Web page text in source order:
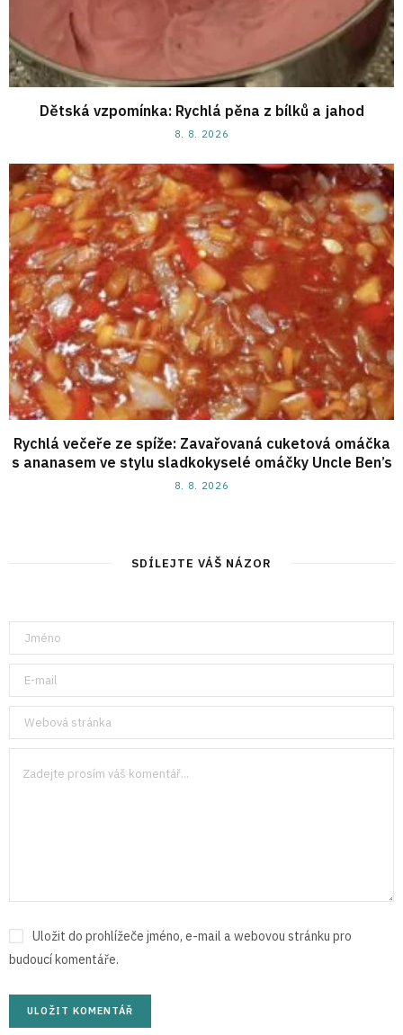
Dětská vzpomínka: Rychlá pěna z bílků a jahod
8. 8. 2026
Rychlá večeře ze spíže: Zavařovaná cuketová omáčka
s ananasem ve stylu sladkokyselé omáčky Uncle Ben’s
8. 8. 2026
SDÍLEJTE VÁŠ NÁZOR
Uložit do prohlížeče jméno, e-mail a webovou stránku pro
budoucí komentáře.